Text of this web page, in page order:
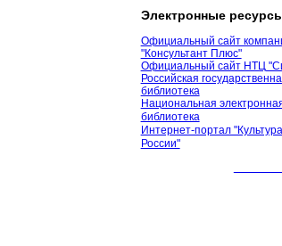
Электронные
Официальный сайт
"Консультант Плюс"
Официальный сайт НТЦ
Российская
библиотека
Национальная
библиотека
Интернет-портал
России"